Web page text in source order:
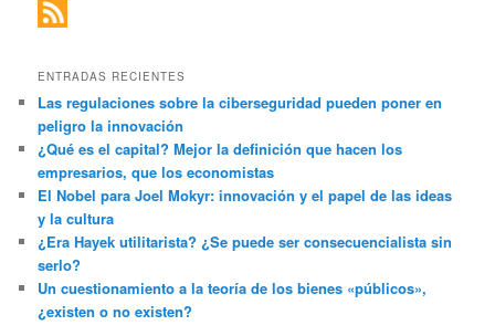
ENTRADAS RECIENTES
Las regulaciones sobre la ciberseguridad pueden poner en
peligro la innovación
¿Qué es el capital? Mejor la definición que hacen los
empresarios, que los economistas
El Nobel para Joel Mokyr: innovación y el papel de las ideas
y la cultura
¿Era Hayek utilitarista? ¿Se puede ser consecuencialista sin
serlo?
Un cuestionamiento a la teoría de los bienes «públicos»,
¿existen o no existen?